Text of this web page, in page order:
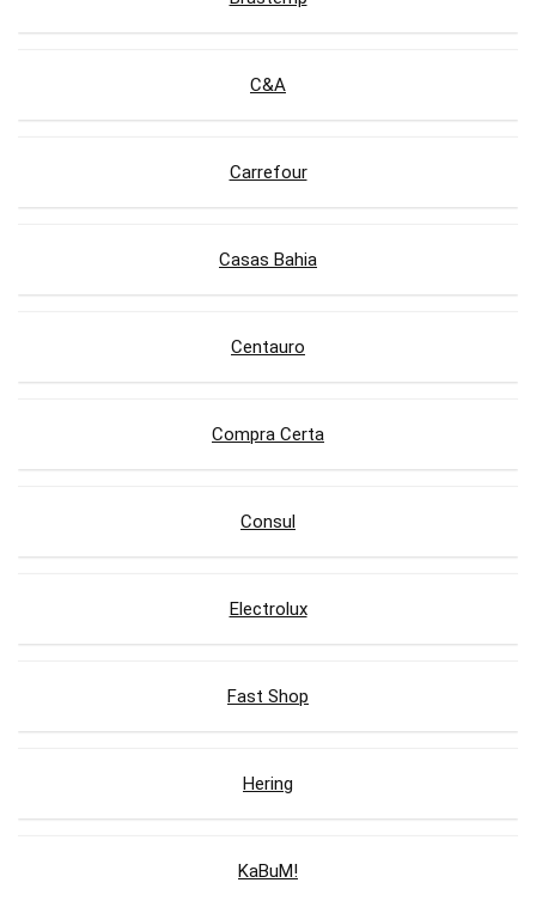
C&A
Carrefour
Casas Bahia
Centauro
Compra Certa
Consul
Electrolux
Fast Shop
Hering
KaBuM!